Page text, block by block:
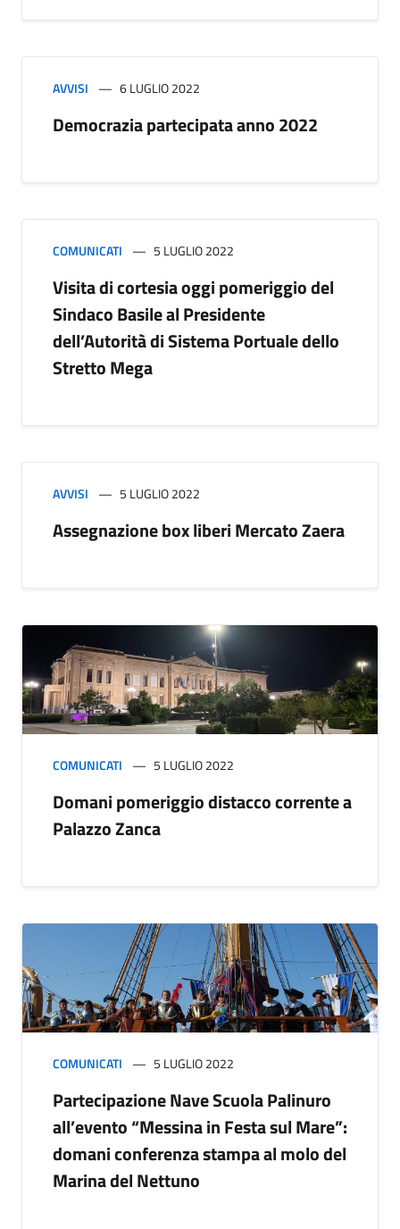
AVVISI 6 LUGLIO 2022
Democrazia partecipata anno 2022
COMUNICATI 5 LUGLIO 2022
Visita di cortesia oggi pomeriggio del
Sindaco Basile al Presidente
dell’Autorità di Sistema Portuale dello
Stretto Mega
AVVISI 5 LUGLIO 2022
Assegnazione box liberi Mercato Zaera
COMUNICATI 5 LUGLIO 2022
Domani pomeriggio distacco corrente a
Palazzo Zanca
COMUNICATI 5 LUGLIO 2022
Partecipazione Nave Scuola Palinuro
all’evento “Messina in Festa sul Mare”:
domani conferenza stampa al molo del
Marina del Nettuno